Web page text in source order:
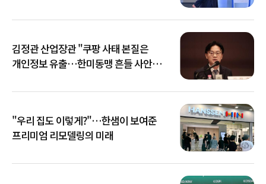
김정관 산업장관 "쿠팡 사태 본질은
개인정보 유출…한미동맹 흔들 사안
"우리 집도 이렇게?"…한샘이 보여준
프리미엄 리모델링의 미래